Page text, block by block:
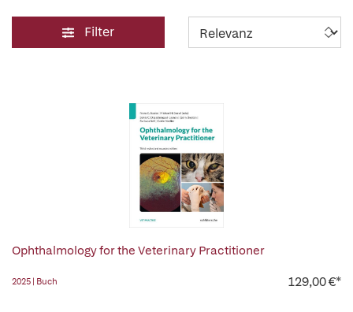
Filter
Ophthalmology for the Veterinary Practitioner
2025 | Buch 129,00 €*